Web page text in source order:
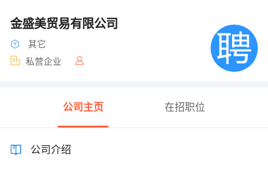
金盛美贸易有限公司
其它
私营企业
公司主页 在招职位
公司介绍